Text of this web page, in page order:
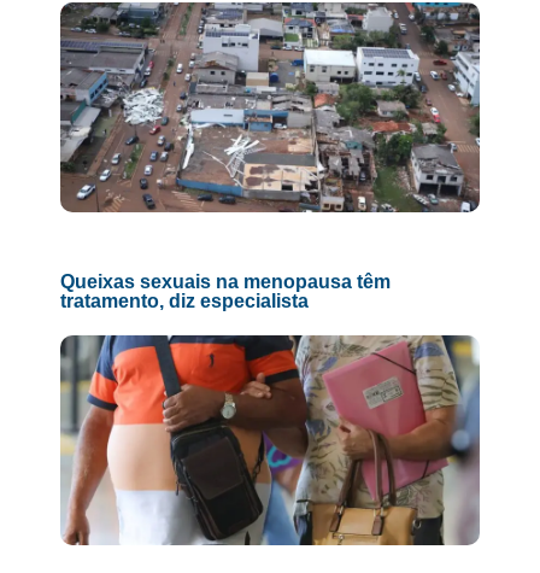
Queixas sexuais na menopausa têm
tratamento, diz especialista